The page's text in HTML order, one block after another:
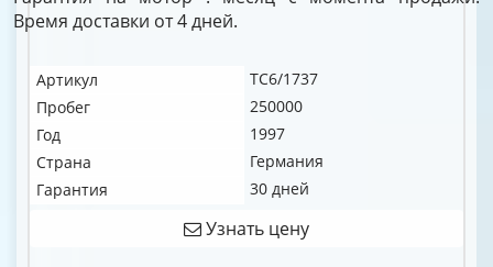
Время доставки от 4 дней.
Артикул
TC6/1737
Пробег
250000
Год
1997
Страна
Германия
Гарантия
30 дней
Узнать цену